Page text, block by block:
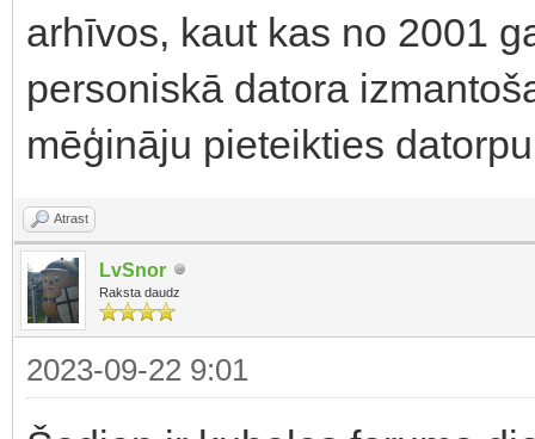
arhīvos, kaut kas no 2001
personiskā datora
mēģināju pieteikties
Atrast
LvSnor
Raksta daudz
2023-09-22 9:01